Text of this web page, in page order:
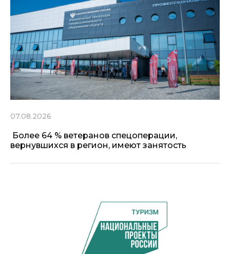
07.08.2026
Более 64 % ветеранов спецоперации,
вернувшихся в регион, имеют занятость